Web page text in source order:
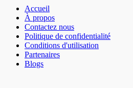
Accueil
À propos
Contactez nous
Politique de confidentialité
Conditions d'utilisation
Partenaires
Blogs